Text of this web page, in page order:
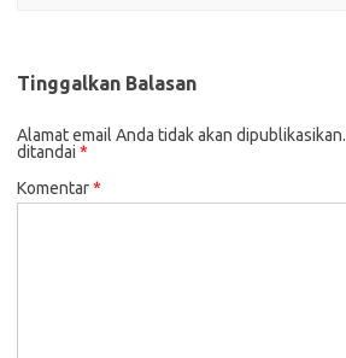
Tinggalkan Balasan
Alamat email Anda tidak akan dipublikasikan.
ditandai *
Komentar*